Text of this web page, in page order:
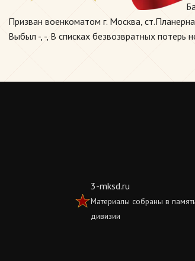
Призван военкоматом г. Москва,
Выбыл -, -, В списках безвозвратных потерь
3-mksd.ru
Материалы собраны в
дивизии